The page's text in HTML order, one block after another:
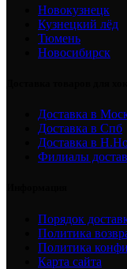
Новокузнецк
Кузнецкий лёд
Тюмень
Новосибирск
Доставка в
Доставка в Спб
Доставка в
Филиалы
Порядок
Политика
Политика
Карта сайта